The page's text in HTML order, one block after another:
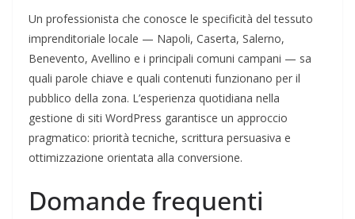
Un professionista che conosce le specificità del tessuto
imprenditoriale locale — Napoli, Caserta, Salerno,
Benevento, Avellino e i principali comuni campani — sa
quali parole chiave e quali contenuti funzionano per il
pubblico della zona. L’esperienza quotidiana nella
gestione di siti WordPress garantisce un approccio
pragmatico: priorità tecniche, scrittura persuasiva e
ottimizzazione orientata alla conversione.
Domande frequenti